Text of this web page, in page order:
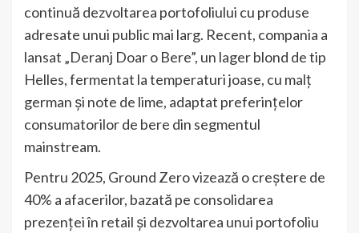
continuă dezvoltarea portofoliului cu produse
adresate unui public mai larg. Recent, compania a
lansat „Deranj Doar o Bere”, un lager blond de tip
Helles, fermentat la temperaturi joase, cu malț
german și note de lime, adaptat preferințelor
consumatorilor de bere din segmentul
mainstream.
Pentru 2025, Ground Zero vizează o creștere de
40% a afacerilor, bazată pe consolidarea
prezenței în retail și dezvoltarea unui portofoliu